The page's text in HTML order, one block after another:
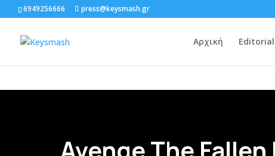
6949256666 press@keysmash.gr
Αρχική Editorial